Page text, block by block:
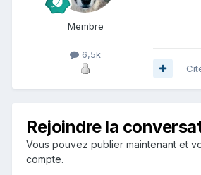
Membre
6,5k
Rejoindre la
Vous pouvez publier maintenant et
compte.